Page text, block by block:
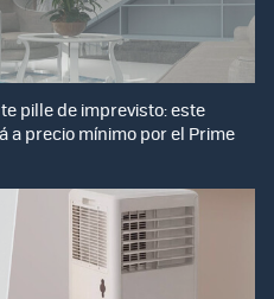
pille de imprevisto: este
a precio mínimo por el Prime